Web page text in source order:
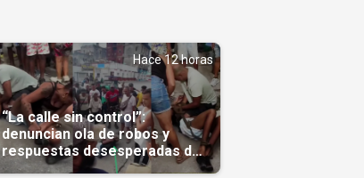
Hace 12 horas
“La calle sin control”:
denuncian ola de robos y
respuestas desesperadas de
vecinos en Cuba(Video)